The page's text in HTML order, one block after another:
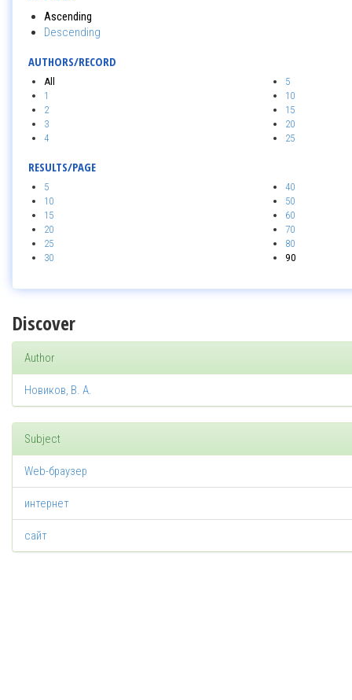
Ascending
Descending
AUTHORS/RECORD
All
1
2
3
4
5
10
15
20
25
RESULTS/PAGE
5
10
15
20
25
30
40
50
60
70
80
90
Discover
Author
Новиков, В. А.
Subject
Web-браузер
интернет
сайт